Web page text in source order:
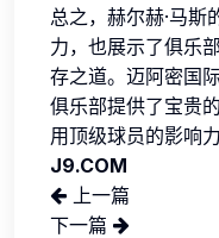
总之，赫尔赫·马
力，也展示了俱乐
存之道。迈阿密国
俱乐部提供了宝贵
用顶级球员的影响
J9.COM
上一篇
下一篇